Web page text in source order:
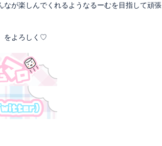
なが楽しんでくれるようなるーむを目指して頑張
をよろしく♡